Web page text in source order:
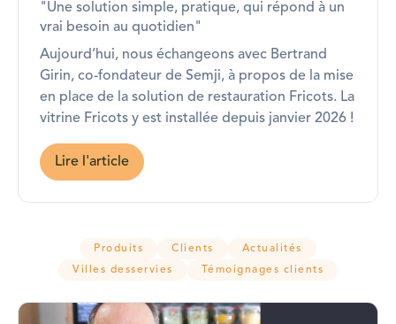
"Une solution simple, pratique, qui répond à un
vrai besoin au quotidien"
Aujourd’hui, nous échangeons avec Bertrand
Girin, co-fondateur de Semji, à propos de la mise
en place de la solution de restauration Fricots. La
vitrine Fricots y est installée depuis janvier 2026 !
Lire l'article
Produits Clients
Actualités
Villes desservies
Témoignages clients